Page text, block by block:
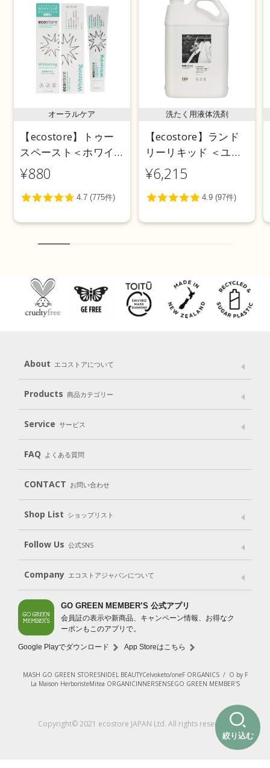
絞り込む
オーラルケア
【ecostore】トゥー
スペースト＜ホワイ
トニング＞ 100g
¥880
洗たく用液体洗剤
【ecostore】ランド
リーリキッド ＜ユー
カリ＞ 5L
¥6,215
About エコストアについて
メッセージ ブランドストーリー
パッケージへのこだわり
動物実験をしない
Products 商品カテゴリー
Laundry
Cleaning Baby Kids
Body（ボディ） Hair（ヘア） Oral care（オーラルケア）
Goods （グッズ）
Gift set
Service サービス
User Guide
Subscription（定期便）
FAQ よくある質問
CONTACT お問い合わせ
Shop List ショップリスト
Shop List
Follow Us 公式SNS
LINE＠ Instagram Facebook
Company エコストアジャパンについて
会社案内 ご利用規約
プライバシーポリシー
特定商取引法に基づく表示
免責事項
法人会員サービス
New Zealand Site
GO GREEN MEMBER’S 公式アプリ
会員証の表示や新商品、キャンペーン情報、お得なク
ーポンもこのアプリで。
Google Playでダウンロード App Storeはこちら
MASH GO GREEN STORESNIDEL BEAUTYCelvoketo/oneF ORGANICS/ O by F
La Maison HerboristeMitea ORGANICINNERSENSEGO GREEN MEMBER'S
Copyright© 2021 ecostore JAPAN Ltd. All rights reserved.